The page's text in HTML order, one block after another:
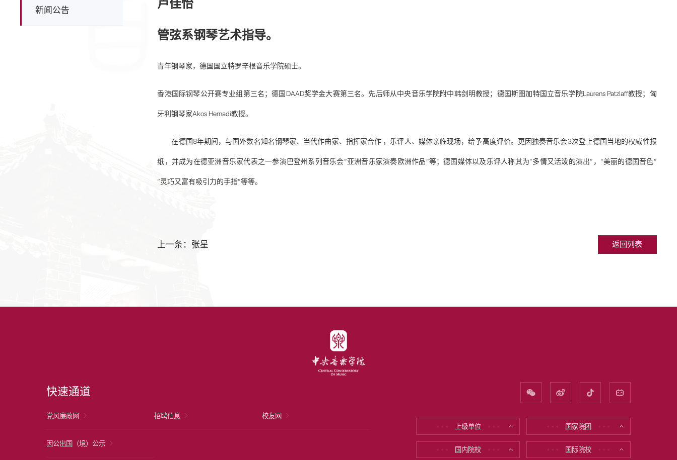
新闻公告
卢佳怡
管弦系钢琴艺术指导。
青年钢琴家，德国国立特罗辛根音乐学院硕士。
香港国际钢琴公开赛专业组第三名；德国DAAD奖学金大赛第三名。先后师从中央音乐学院附中韩剑明教授；德国斯图加特国立音乐学院Laurens Patzlaff教授；匈
牙利钢琴家Akos Hernadi教授。
在德国8年期间，与国外数名知名钢琴家、当代作曲家、指挥家合作 ，乐评人、媒体亲临现场，给予高度评价。更因独奏音乐会3次登上德国当地的权威性报
纸，并成为在德亚洲音乐家代表之一参演巴登州系列音乐会“亚洲音乐家演奏欧洲作品”等；德国媒体以及乐评人称其为“多情又活泼的演出”，“美丽的德国音色”
“灵巧又富有吸引力的手指”等等。
上一条：张星 返回列表
快速通道
党风廉政网 招聘信息 校友网
因公出国（境）公示
* * * 上级单位 * * * * * * 国家院团 * * *
* * * 国内院校 * * * * * * 国际院校 * * *